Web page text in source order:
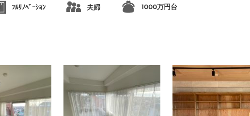
ﾌﾙﾘﾉﾍﾞｰｼｮﾝ 夫婦 1000万円台